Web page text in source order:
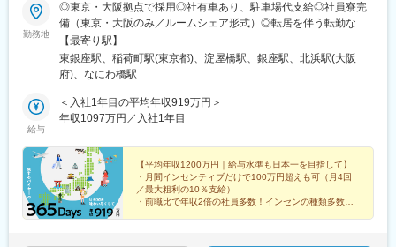
勤務地
◎東京・大阪拠点で採用◎社有車あり、駐車場代支給◎社員寮完
備（東京・大阪のみ／ルームシェア形式）◎転居を伴う転勤なし※
年間で最大4回の出張あり（最長1ヶ月）■全国の催事会場での勤
務（毎週金曜の営業終了後はMTGのため各拠点へのオフィス出勤
が発生します）催事会場は一都三県と大阪・兵庫を中心に、北海
は1週間ごとに変更しており、基本的には直行直帰スタイルです。
※遠方での催事（出張）に関してはご相談のうえ、本人同意のもと
GINZA 9階 bizcube■東京拠点東京都台東区■大阪拠点大阪府大阪
市中央区■地方拠点・北海道・宮城県（仙台エリア）・群馬県・新
潟県・静岡県（浜松エリア）・愛知県・長野県・岐阜県・広島
県・兵庫県（大阪府一部含む）・熊本県（福岡県一部含む）・沖
縄県
【最寄り駅】
東銀座駅、稲荷町駅(東京都)、淀屋橋駅、銀座駅、北浜駅(大阪
府)、なにわ橋駅
給与
＜入社1年目の平均年収919万円＞
年収1097万円／入社1年目
【平均年収1200万円｜給与水準も日本一を目指して】
・月間インセンティブだけで100万円超えも可（月4回
／最大粗利の10％支給）
・前職比で年収2倍の社員多数！インセンの種類多数